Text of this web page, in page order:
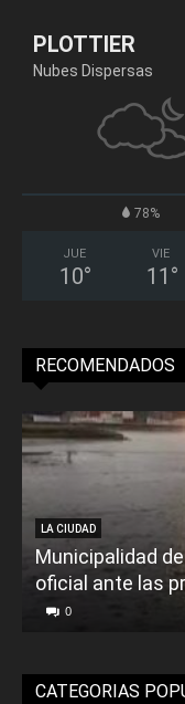
PLOTTIER
Nubes Dispersas
78%
JUE
10°
VIE
11 °
RECOMENDADOS
LA CIUDAD
Municipalidad
oficial ante las
0
CATEGORIAS